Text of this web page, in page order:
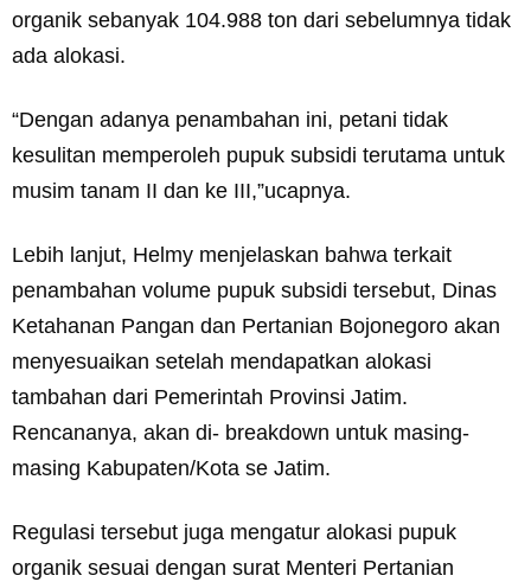
organik sebanyak 104.988 ton dari sebelumnya tidak
ada alokasi.
“Dengan adanya penambahan ini, petani tidak
kesulitan memperoleh pupuk subsidi terutama untuk
musim tanam II dan ke III,”ucapnya.
Lebih lanjut, Helmy menjelaskan bahwa terkait
penambahan volume pupuk subsidi tersebut, Dinas
Ketahanan Pangan dan Pertanian Bojonegoro akan
menyesuaikan setelah mendapatkan alokasi
tambahan dari Pemerintah Provinsi Jatim.
Rencananya, akan di- breakdown untuk masing-
masing Kabupaten/Kota se Jatim.
Regulasi tersebut juga mengatur alokasi pupuk
organik sesuai dengan surat Menteri Pertanian